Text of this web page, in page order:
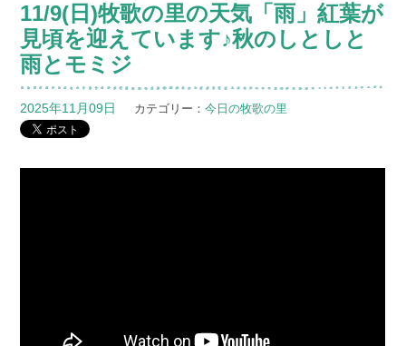
11/9(日)牧歌の里の天気「雨」紅葉が
見頃を迎えています♪秋のしとしと
雨とモミジ
2025年11月09日 カテゴリー：今日の牧歌の里